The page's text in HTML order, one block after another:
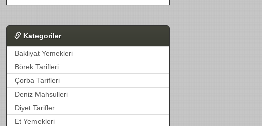
Kategoriler
Bakliyat Yemekleri
Börek Tarifleri
Çorba Tarifleri
Deniz Mahsulleri
Diyet Tarifler
Et Yemekleri